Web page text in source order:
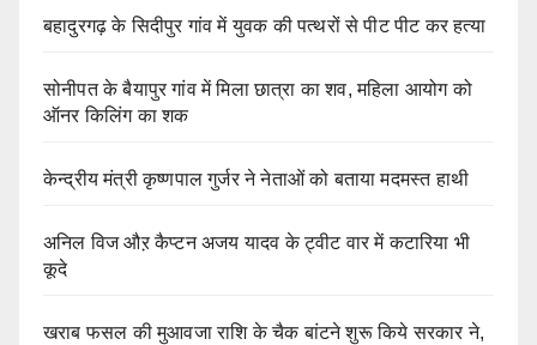
बहादुरगढ़ के सिदीपुर गांव में युवक की पत्थरों से पीट पीट कर हत्या
सोनीपत के बैयापुर गांव में मिला छात्रा का शव, महिला आयोग को
ऑनर किलिंग का शक
केन्द्रीय मंत्री कृष्णपाल गुर्जर ने नेताओं को बताया मदमस्त हाथी
अनिल विज औऱ कैप्टन अजय यादव के ट्वीट वार में कटारिया भी
कूदे
खराब फसल की मुआवजा राशि के चैक बांटने शुरू किये सरकार ने,